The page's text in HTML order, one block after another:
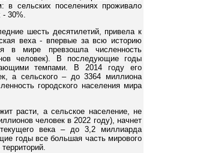
в сельских поселениях проживало
30%.
шесть десятилетий, привела к
веха - впервые за всю историю
в мире превзошла численность
человек). В последующие годы
темпами. В 2014 году его
а сельского – до 3364 миллиона
городского населения мира
расти, а сельское население, не
человек в 2022 году), начнет
века – до 3,2 миллиарда
годы все большая часть мирового